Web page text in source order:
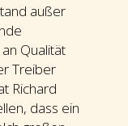
außer
Qualität
Treiber
Richard
dass ein